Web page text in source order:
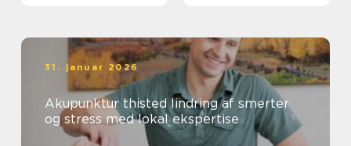
31. januar 2026
Akupunktur thisted lindring af smerter
og stress med lokal ekspertise